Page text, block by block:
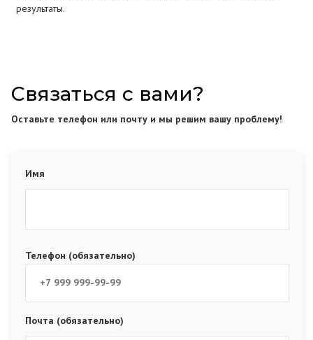
результаты.
Связаться с вами?
Оставьте телефон или почту и мы решим вашу проблему!
Имя
Телефон (обязательно)
Почта (обязательно)